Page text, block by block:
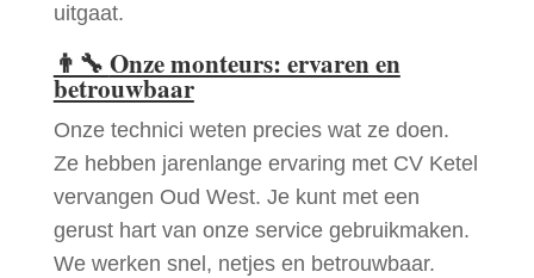
uitgaat.
👨‍🔧 Onze monteurs: ervaren en
betrouwbaar
Onze technici weten precies wat ze doen.
Ze hebben jarenlange ervaring met CV Ketel
vervangen Oud West. Je kunt met een
gerust hart van onze service gebruikmaken.
We werken snel, netjes en betrouwbaar.